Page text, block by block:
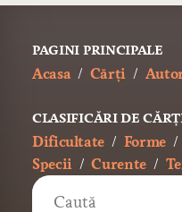
PAGINI PRINCIPALE
Acasa Cărți
CLASIFICĂRI DE
Dificultate Forme
Specii
Curente